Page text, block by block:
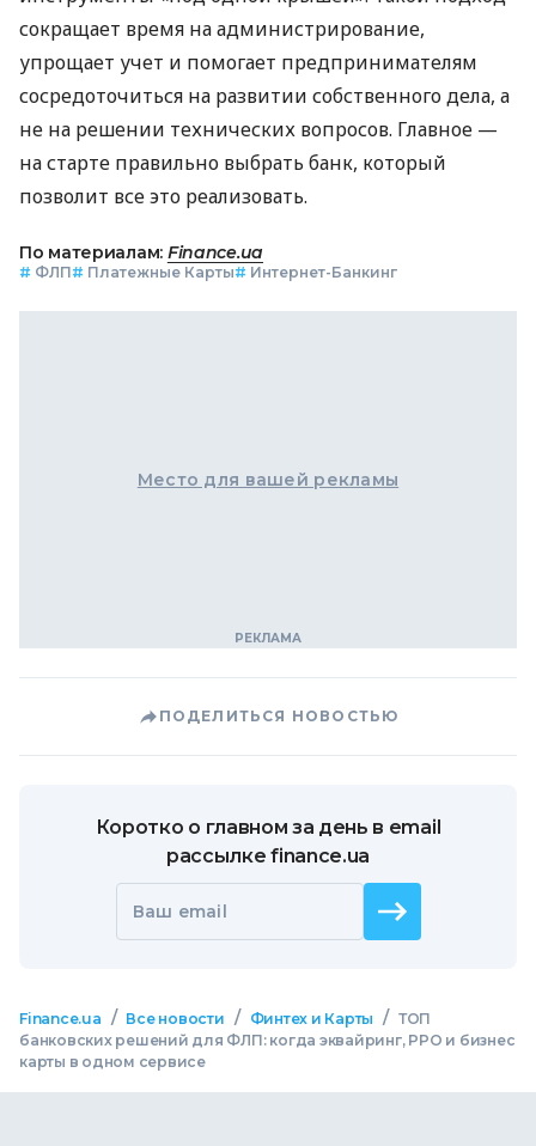
сокращает время на администрирование,
упрощает учет и помогает предпринимателям
сосредоточиться на развитии собственного дела, а
не на решении технических вопросов. Главное —
на старте правильно выбрать банк, который
позволит все это реализовать.
По материалам: Finance.ua
# ФЛП# Платежные Карты# Интернет-Банкинг
Место для вашей рекламы
ПОДЕЛИТЬСЯ НОВОСТЬЮ
Коротко о главном за день в email
рассылке finance.ua
Ваш email
Finance.ua / Все новости / Финтех и Карты / ТОП
банковских решений для ФЛП: когда эквайринг, РРО и бизнес
карты в одном сервисе